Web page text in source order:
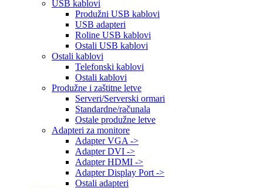
USB kablovi
Produžni USB kablovi
USB adapteri
Roline USB kablovi
Ostali USB kablovi
Ostali kablovi
Telefonski kablovi
Ostali kablovi
Produžne i zaštitne letve
Serveri/Serverski ormari
Standardne/računala
Ostale produžne letve
Adapteri za monitore
Adapter VGA ->
Adapter DVI ->
Adapter HDMI ->
Adapter Display Port ->
Ostali adapteri